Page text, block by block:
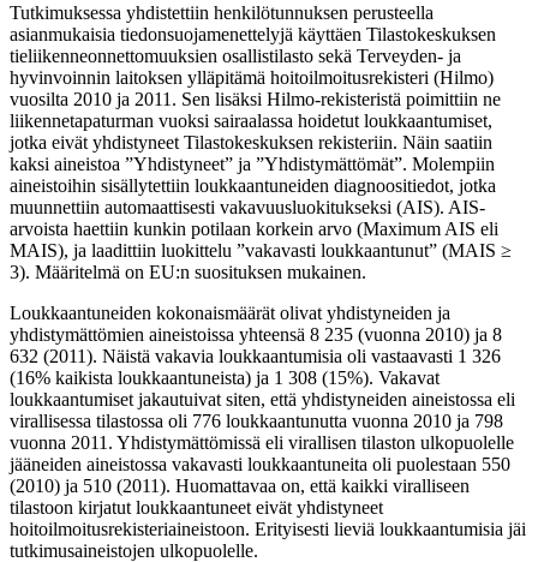
Tutkimuksessa yhdistettiin henkilötunnuksen perusteella
asianmukaisia tiedonsuojamenettelyjä käyttäen Tilastokeskuksen
tieliikenneonnettomuuksien osallistilasto sekä Terveyden- ja
hyvinvoinnin laitoksen ylläpitämä hoitoilmoitusrekisteri (Hilmo)
vuosilta 2010 ja 2011. Sen lisäksi Hilmo-rekisteristä poimittiin ne
liikennetapaturman vuoksi sairaalassa hoidetut loukkaantumiset,
jotka eivät yhdistyneet Tilastokeskuksen rekisteriin. Näin saatiin
kaksi aineistoa ”Yhdistyneet” ja ”Yhdistymättömät”. Molempiin
aineistoihin sisällytettiin loukkaantuneiden diagnoositiedot, jotka
muunnettiin automaattisesti vakavuusluokitukseksi (AIS). AIS-
arvoista haettiin kunkin potilaan korkein arvo (Maximum AIS eli
MAIS), ja laadittiin luokittelu ”vakavasti loukkaantunut” (MAIS ≥
3). Määritelmä on EU:n suosituksen mukainen.
Loukkaantuneiden kokonaismäärät olivat yhdistyneiden ja
yhdistymättömien aineistoissa yhteensä 8 235 (vuonna 2010) ja 8
632 (2011). Näistä vakavia loukkaantumisia oli vastaavasti 1 326
(16% kaikista loukkaantuneista) ja 1 308 (15%). Vakavat
loukkaantumiset jakautuivat siten, että yhdistyneiden aineistossa eli
virallisessa tilastossa oli 776 loukkaantunutta vuonna 2010 ja 798
vuonna 2011. Yhdistymättömissä eli virallisen tilaston ulkopuolelle
jääneiden aineistossa vakavasti loukkaantuneita oli puolestaan 550
(2010) ja 510 (2011). Huomattavaa on, että kaikki viralliseen
tilastoon kirjatut loukkaantuneet eivät yhdistyneet
hoitoilmoitusrekisteriaineistoon. Erityisesti lieviä loukkaantumisia jäi
tutkimusaineistojen ulkopuolelle.